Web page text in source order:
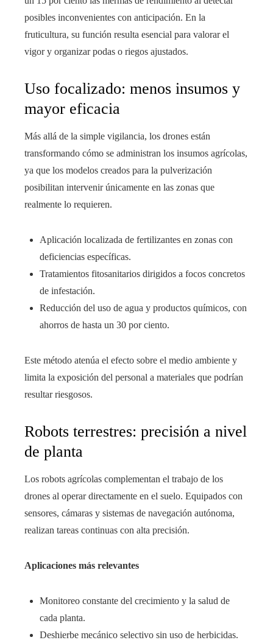
posibles inconvenientes con anticipación. En la
fruticultura, su función resulta esencial para valorar el
vigor y organizar podas o riegos ajustados.
Uso focalizado: menos insumos y
mayor eficacia
Más allá de la simple vigilancia, los drones están
transformando cómo se administran los insumos agrícolas,
ya que los modelos creados para la pulverización
posibilitan intervenir únicamente en las zonas que
realmente lo requieren.
Aplicación localizada de fertilizantes en zonas con
deficiencias específicas.
Tratamientos fitosanitarios dirigidos a focos concretos
de infestación.
Reducción del uso de agua y productos químicos, con
ahorros de hasta un 30 por ciento.
Este método atenúa el efecto sobre el medio ambiente y
limita la exposición del personal a materiales que podrían
resultar riesgosos.
Robots terrestres: precisión a nivel
de planta
Los robots agrícolas complementan el trabajo de los
drones al operar directamente en el suelo. Equipados con
sensores, cámaras y sistemas de navegación autónoma,
realizan tareas continuas con alta precisión.
Aplicaciones más relevantes
Monitoreo constante del crecimiento y la salud de
cada planta.
Deshierbe mecánico selectivo sin uso de herbicidas.